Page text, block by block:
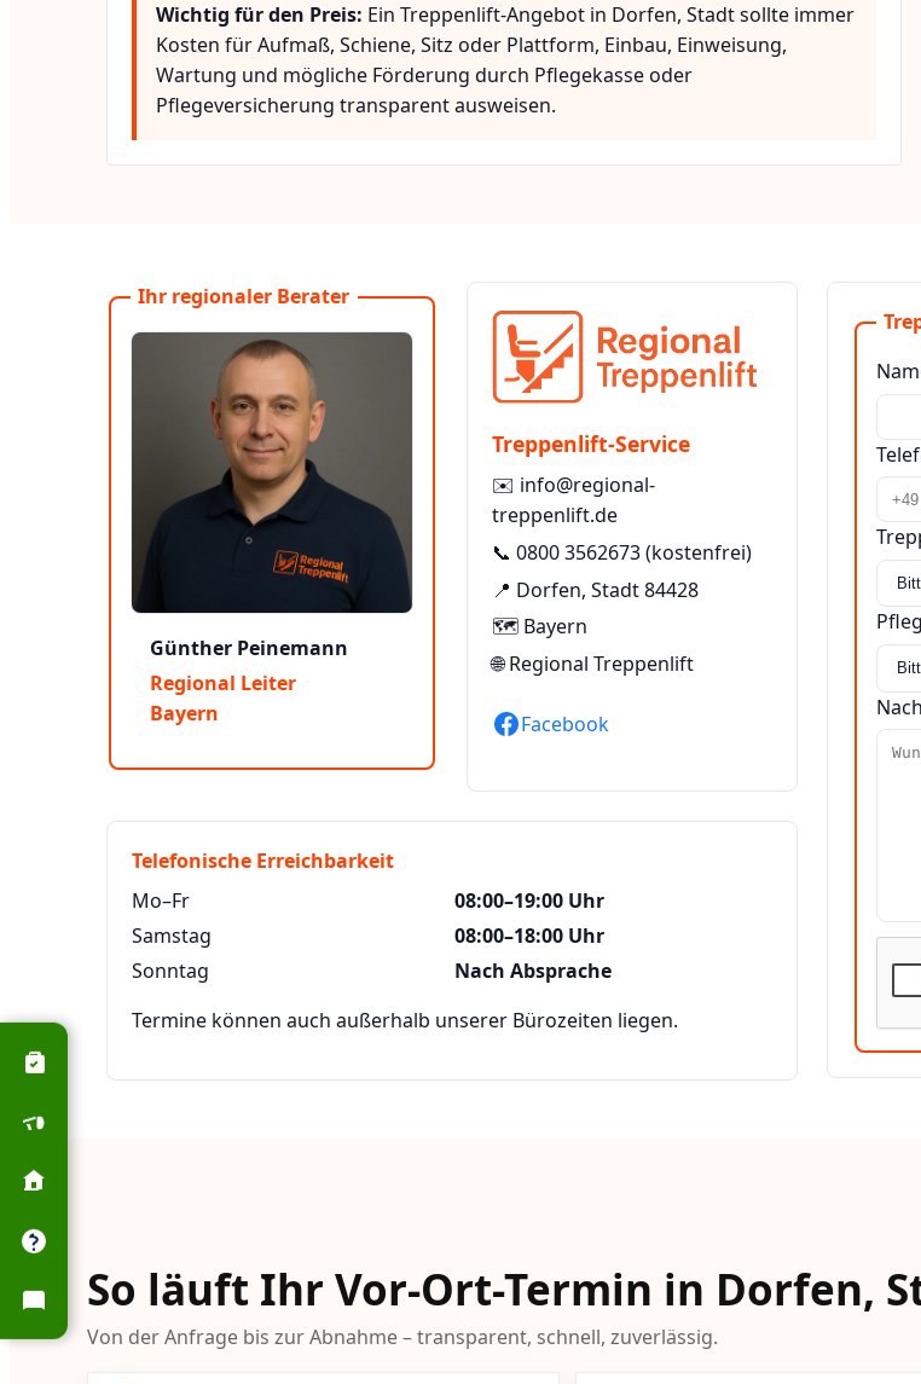
Wichtig für den Preis: Ein Treppenlift-Angebot in Dorfen, Stadt sollte immer
Kosten für Aufmaß, Schiene, Sitz oder Plattform, Einbau, Einweisung,
Wartung und mögliche Förderung durch Pflegekasse oder
Pflegeversicherung transparent ausweisen.
Ihr regionaler Berater
Günther Peinemann
Regional Leiter
Bayern
Treppenlift-Service
✉️ info@regional-
treppenlift.de
📞 0800 3562673(kostenfrei)
📍 Dorfen, Stadt 84428
🗺️ Bayern
🌐Regional Treppenlift
Facebook
Telefonische Erreichbarkeit
Mo–Fr
08:00–19:00 Uhr
Samstag
08:00–18:00 Uhr
Sonntag
Nach Absprache
Termine können auch außerhalb unserer Bürozeiten liegen.
So läuft Ihr Vor-Ort-Termin in Dorfen,
Von der Anfrage bis zur Abnahme – transparent, schnell, zuverlässig.